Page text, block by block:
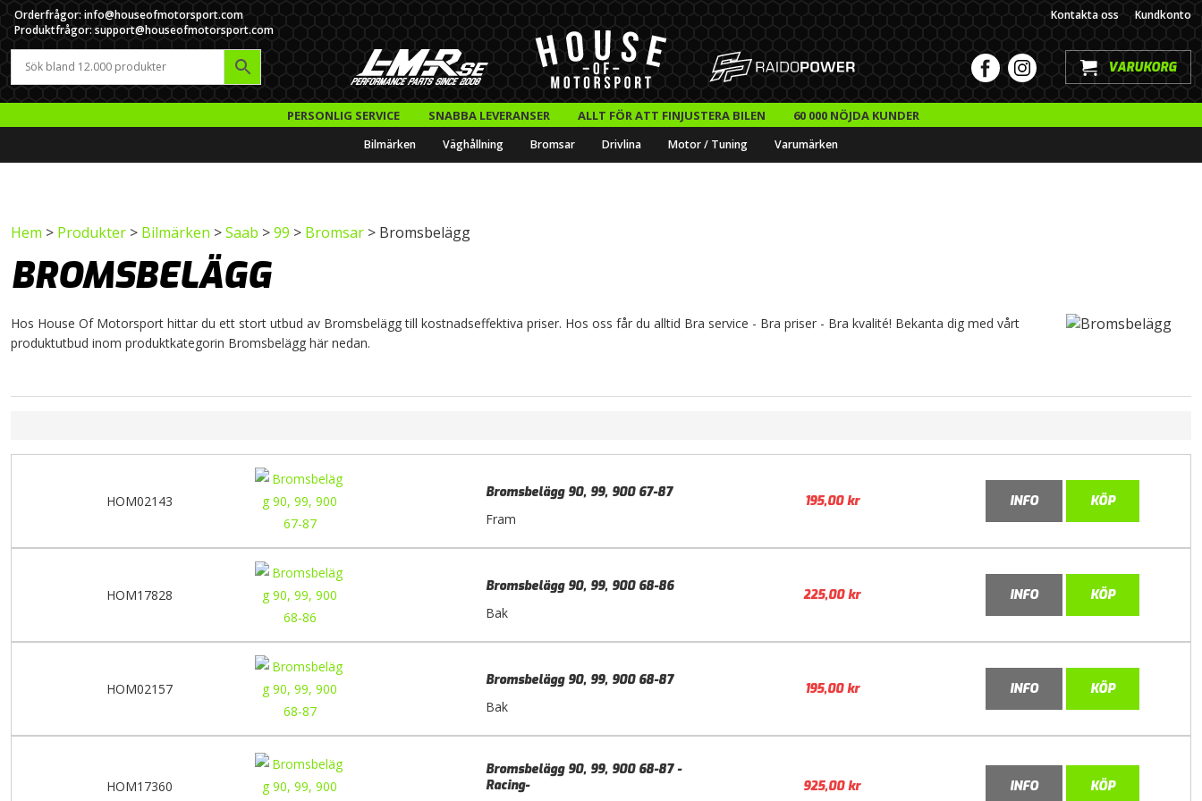
Orderfrågor: info@houseofmotorsport.com
Produktfrågor: support@houseofmotorsport.com
Kontakta oss Kundkonto
VARUKORG
PERSONLIG SERVICE SNABBA LEVERANSER ALLT FÖR ATT FINJUSTERA BILEN 60 000 NÖJDA KUNDER
Bilmärken Väghållning Bromsar Drivlina Motor / Tuning Varumärken
Hem > Produkter > Bilmärken >Saab >99 > Bromsar > Bromsbelägg
BROMSBELÄGG
Hos House Of Motorsport hittar du ett stort utbud av Bromsbelägg till kostnadseffektiva priser. Hos oss får du alltid Bra service - Bra priser - Bra kvalité! Bekanta dig med vårt
produktutbud inom produktkategorin Bromsbelägg här nedan.
HOM02143
Bromsbelägg 90, 99, 900 67-87
Fram
195,00kr INFO KÖP
HOM17828
Bromsbelägg 90, 99, 900 68-86
Bak
225,00kr INFO KÖP
HOM02157
Bromsbelägg 90, 99, 900 68-87
Bak
195,00kr INFO KÖP
HOM17360
Bromsbelägg 90, 99, 900 68-87 -
Racing-
925,00kr INFO KÖP